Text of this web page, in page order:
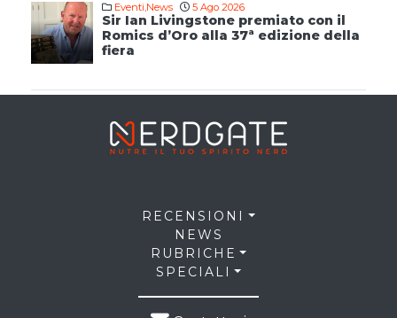
Eventi,News 5 Ago 2026
Sir Ian Livingstone premiato con il
Romics d’Oro alla 37ª edizione della
fiera
RECENSIONI
NEWS
RUBRICHE
SPECIALI